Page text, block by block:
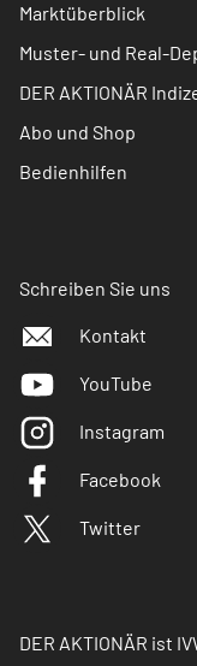
Marktüberblick
Muster- und Real-
DER AKTIONÄR
Abo und Shop
Bedienhilfen
Schreiben Sie uns
Kontakt
YouTube
Instagram
Facebook
Twitter
DER AKTIONÄR ist